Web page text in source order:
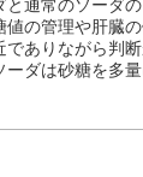
と通常のソーダ
値の管理や肝臓
でありながら判
は砂糖を多量
、ダイエットソ